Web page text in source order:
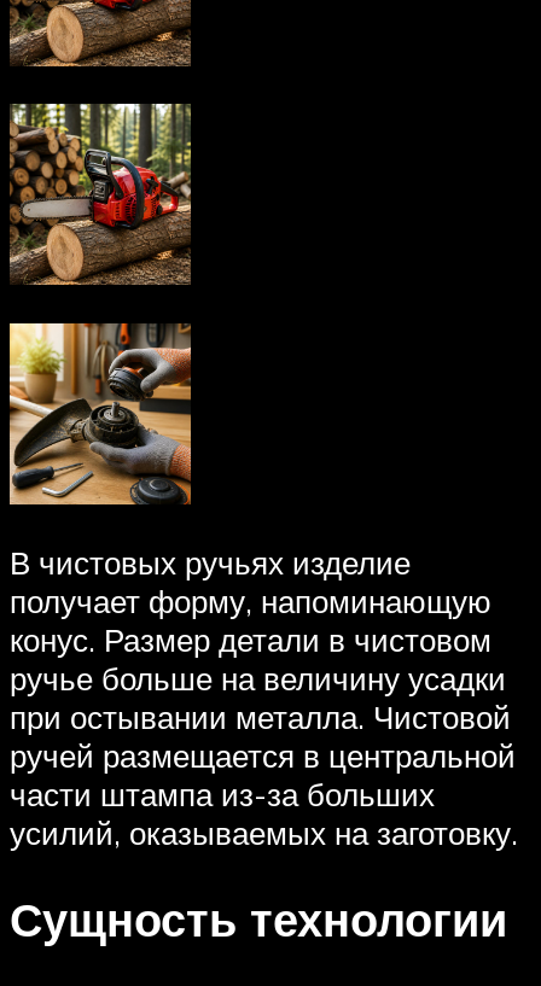
В чистовых ручьях изделие
получает форму, напоминающую
конус. Размер детали в чистовом
ручье больше на величину усадки
при остывании металла. Чистовой
ручей размещается в центральной
части штампа из-за больших
усилий, оказываемых на заготовку.
Сущность технологии